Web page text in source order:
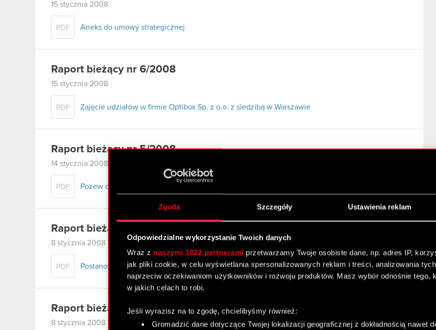
Zgoda Szczegóły Ustawienia reklam
Odpowiedzialne wykorzystanie Twoich danych
Wraz z naszymi 1022 partnerami przetwarzamy Twoje osobiste dane, np. adres IP,
jak pliki cookie, w celu wyświetlania spersonalizowanych reklam i treści, analizowania
naprzeciw oczekiwaniom użytkowników i rozwoju produktów. Masz wybór odnośnie tego,
w jakich celach to robi.
Jeśli wyrazisz na to zgodę, chcielibyśmy również:
Gromadzić dane dotyczące Twojej lokalizacji geograficznej z dokładnością nawet
15 stycznia 2008
PDF Aneks do umowy strategicznej
Raport bieżący nr 6/2008
15 stycznia 2008
PDF Zajęcie udziałów w firmie Optibox Sp. z o.o. z siedzibą w Warszawie
Raport bieżący nr 5/2008
14 stycznia 2008
PDF Pozew o zapłatę przeciwko Zatra S.A.
Raport bieżący nr 4/2008
8 stycznia 2008
PDF Postanowienie Sądu Rejonowego dla m.st. Warszawy XIII Wydział Gospodarczy KRS
Raport bieżący nr 3/2008
8 stycznia 2008